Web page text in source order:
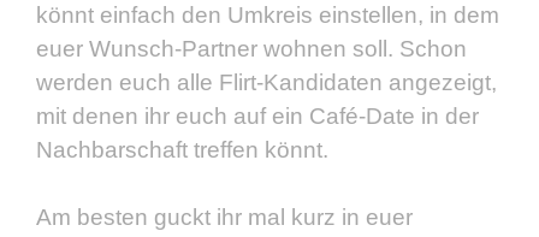
könnt einfach den Umkreis einstellen, in dem
euer Wunsch-Partner wohnen soll. Schon
werden euch alle Flirt-Kandidaten angezeigt,
mit denen ihr euch auf ein Café-Date in der
Nachbarschaft treffen könnt.
Am besten guckt ihr mal kurz in euer